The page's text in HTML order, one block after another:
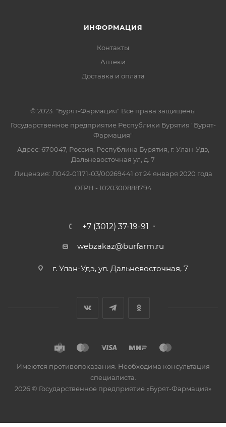
ИНФОРМАЦИЯ
Контакты
Аптеки
Доставка и оплата
© 2023. "Бурят-Фармация" Все права защищены
Государственное предприятие Республики Бурятия "Бурят-
Фармация"
Адрес: 670047, Россия, Республика Бурятия, г. Улан-Удэ,
Дальневосточная ул, д. 7
Лицензия: Л042-01171-03/00269441 от 24 января 2020 года
ОГРН - 1020300888794
+7 (3012) 37-19-91
webzakaz@burfarm.ru
г. Улан-Удэ, ул. Дальневосточная, 7
Имеются противопоказания. Необходима консультация
специалиста.
2026 © Государственное предприятие «Бурят-Фармация»